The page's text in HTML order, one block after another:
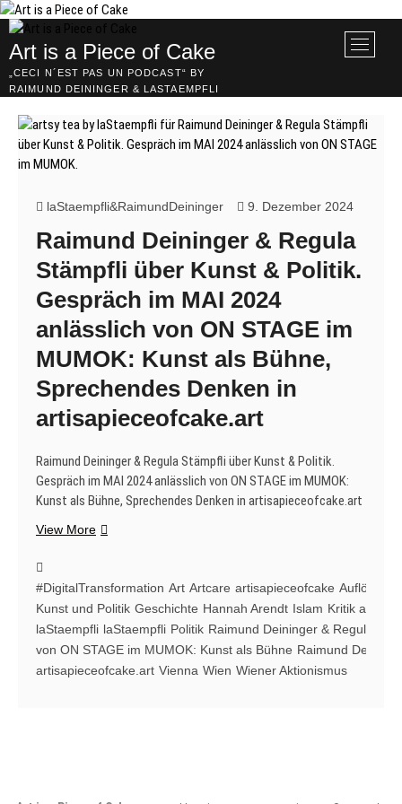
Skip
to
content
Art is a Piece of Cake
„CECI N´EST PAS UN PODCAST“ BY
RAIMUND DEININGER & LASTAEMPFLI
M
e
u
B
u
o
laStaempfli&RaimundDeininger 9. Dezember 2024
Raimund Deininger & Regula
Stämpfli über Kunst & Politik.
Gespräch im MAI 2024
anlässlich von ON STAGE im
MUMOK: Kunst als Bühne,
Sprechendes Denken in
artisapieceofcake.art
Raimund Deininger & Regula Stämpfli über Kunst & Politik.
Gespräch im MAI 2024 anlässlich von ON STAGE im MUMOK:
Kunst als Bühne, Sprechendes Denken in artisapieceofcake.art
View MoreRaimund
Regula
Stämpfli
über
Politik.
#DigitalTransformation Art Artcare artisapieceofcake Auflösung
Kunst und Politik Geschichte Hannah Arendt Islam Kritik an
laStaempfli laStaempfli Politik Raimund Deininger & Regula
von ON STAGE im MUMOK: Kunst als Bühne Raimund
artisapieceofcake.art Vienna Wien Wiener Aktionismus